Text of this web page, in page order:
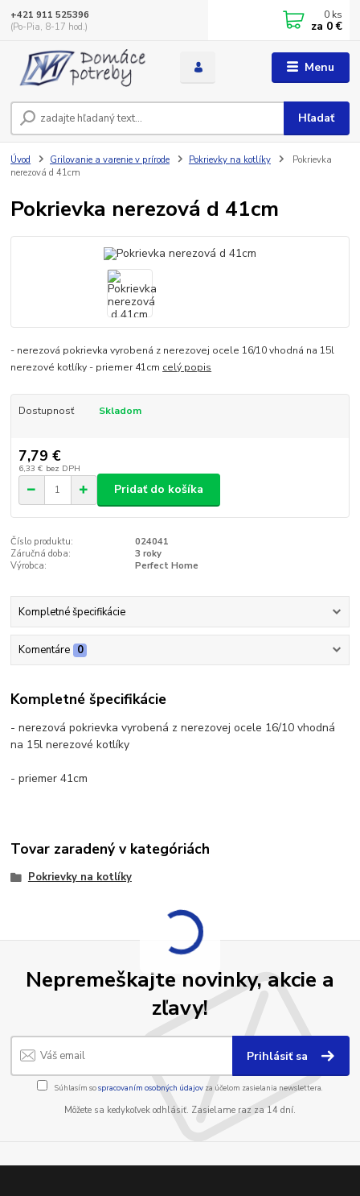
Menu
Hľadať
+421 911 525396
(Po-Pia, 8-17 hod.)
0 ks
za 0 €
Úvod Grilovanie a varenie v prírode Pokrievky na kotlíky
Pokrievka
nerezová d 41cm
Pokrievka nerezová d 41cm
- nerezová pokrievka vyrobená z nerezovej ocele 16/10 vhodná na 15l
nerezové kotlíky - priemer 41cm celý popis
Dostupnosť Skladom
7,79 €
6,33 € bez DPH
Pridať do košíka
Číslo produktu:
024041
Záručná doba:
3 roky
Výrobca:
Perfect Home
Kompletné špecifikácie
Komentáre 0
Kompletné špecifikácie
- nerezová pokrievka vyrobená z nerezovej ocele 16/10 vhodná
na 15l nerezové kotlíky
- priemer 41cm
Tovar zaradený v kategóriách
Pokrievky na kotlíky
Nepremeškajte novinky, akcie a
zľavy!
Prihlásiť sa
Súhlasím sospracovaním osobných údajov za účelom zasielania newslettera.
Môžete sa kedykoľvek odhlásiť. Zasielame raz za 14 dní.